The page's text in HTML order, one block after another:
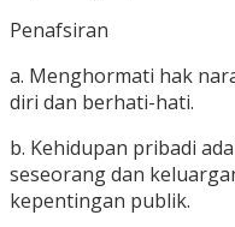
Penafsiran
a. Menghormati hak
diri dan berhati-hati.
b. Kehidupan pribadi
seseorang dan
kepentingan publik.